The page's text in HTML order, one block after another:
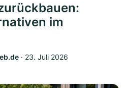
im
‧ 23. Juli 2026